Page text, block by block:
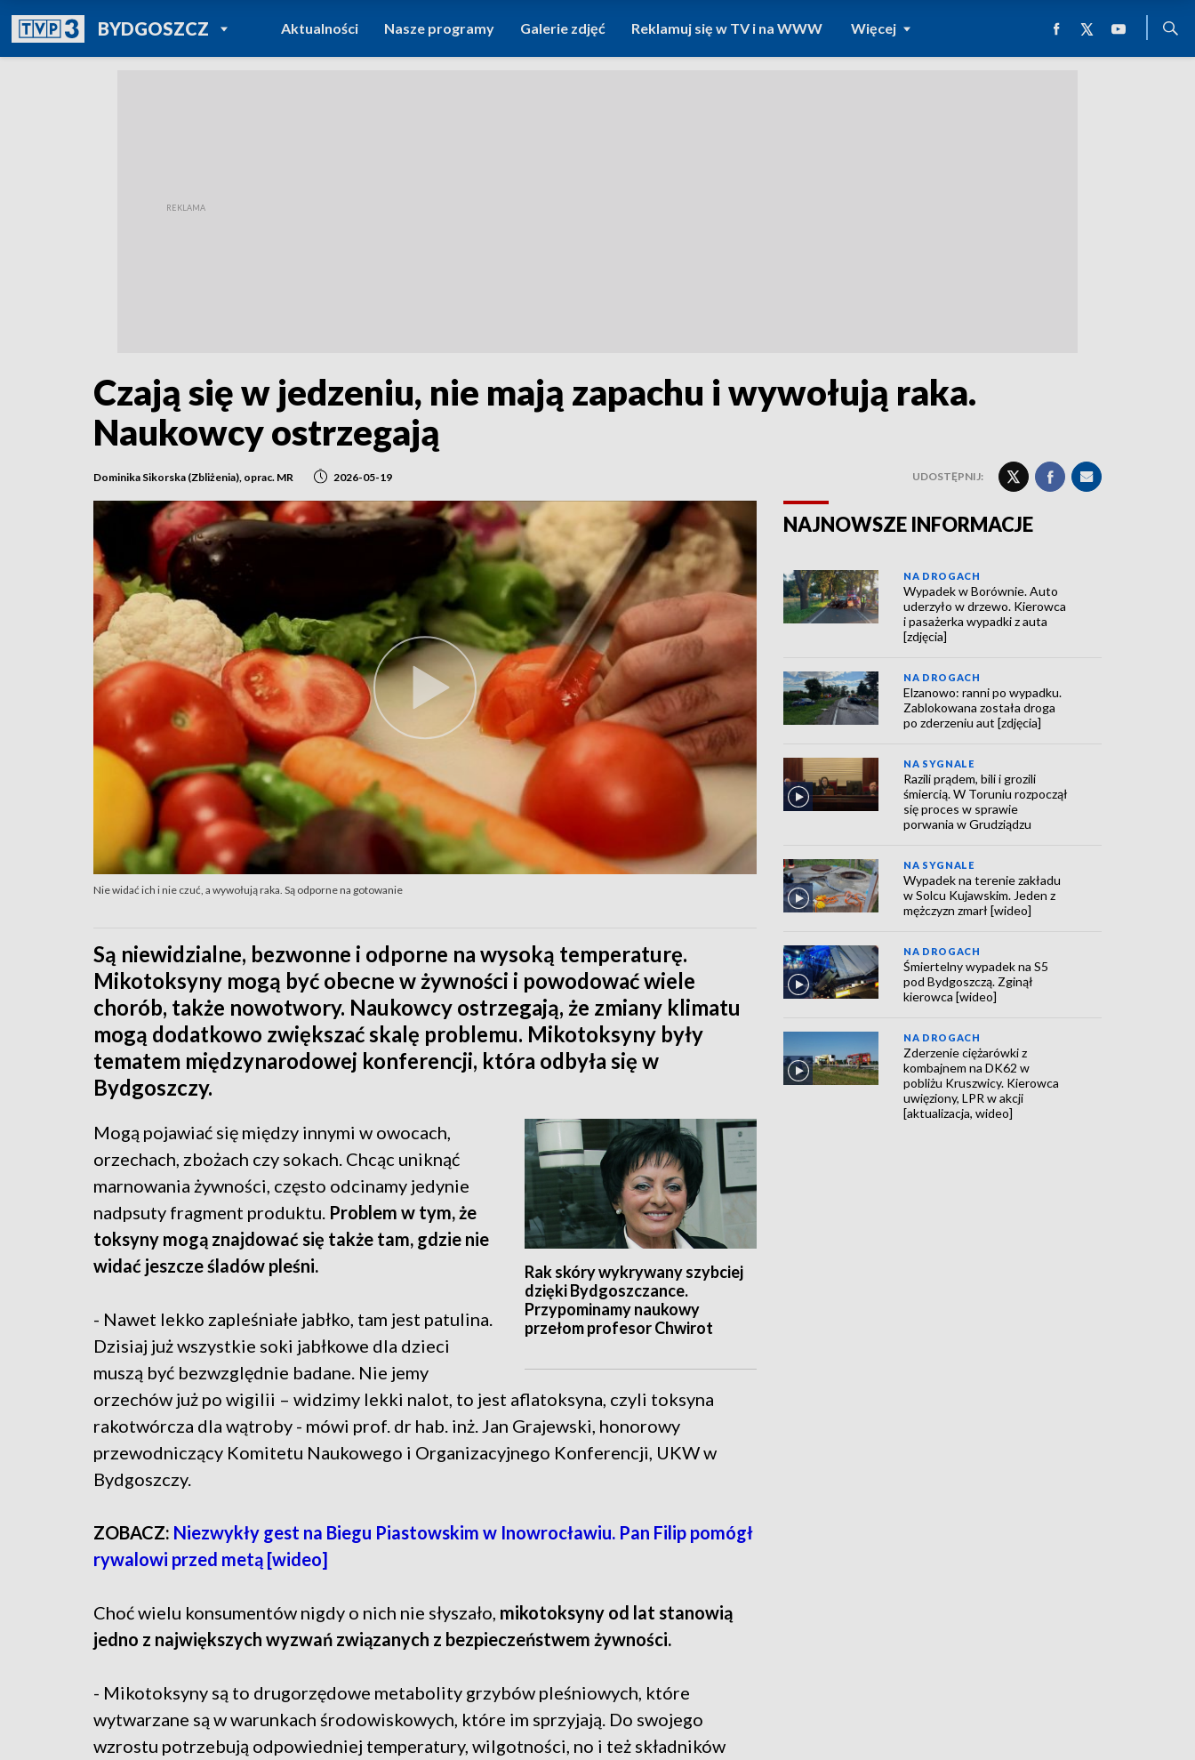
BYDGOSZCZPOWRÓT DO
TVP REGIONY
Aktualności Nasze programy Galerie zdjęć Reklamuj się w TV i na WWW Więcej
Czają się w jedzeniu, nie mają zapachu i wywołują raka.
Naukowcy ostrzegają
Dominika Sikorska (Zbliżenia), oprac. MR 2026-05-19 UDOSTĘPNIJ:
Nie widać ich i nie czuć, a wywołują raka. Są odporne na gotowanie
Są niewidzialne, bezwonne i odporne na wysoką temperaturę.
Mikotoksyny mogą być obecne w żywności i powodować wiele
chorób, także nowotwory. Naukowcy ostrzegają, że zmiany klimatu
mogą dodatkowo zwiększać skalę problemu. Mikotoksyny były
tematem międzynarodowej konferencji, która odbyła się w
Bydgoszczy.
Rak skóry wykrywany szybciej
dzięki Bydgoszczance.
Przypominamy naukowy
przełom profesor Chwirot
Mogą pojawiać się między innymi w owocach,
orzechach, zbożach czy sokach. Chcąc uniknąć
marnowania żywności, często odcinamy jedynie
nadpsuty fragment produktu. Problem w tym, że
toksyny mogą znajdować się także tam, gdzie nie
widać jeszcze śladów pleśni.
- Nawet lekko zapleśniałe jabłko, tam jest patulina.
Dzisiaj już wszystkie soki jabłkowe dla dzieci
muszą być bezwzględnie badane. Nie jemy
orzechów już po wigilii – widzimy lekki nalot, to jest aflatoksyna, czyli toksyna
rakotwórcza dla wątroby - mówi prof. dr hab. inż. Jan Grajewski, honorowy
przewodniczący Komitetu Naukowego i Organizacyjnego Konferencji, UKW w
Bydgoszczy.
ZOBACZ: Niezwykły gest na Biegu Piastowskim w Inowrocławiu. Pan Filip pomógł
rywalowi przed metą [wideo]
Choć wielu konsumentów nigdy o nich nie słyszało, mikotoksyny od lat stanowią
jedno z największych wyzwań związanych z bezpieczeństwem żywności.
- Mikotoksyny są to drugorzędowe metabolity grzybów pleśniowych, które
wytwarzane są w warunkach środowiskowych, które im sprzyjają. Do swojego
wzrostu potrzebują odpowiedniej temperatury, wilgotności, no i też składników
NAJNOWSZE INFORMACJE
NA DROGACH
Wypadek w Borównie. Auto
uderzyło w drzewo. Kierowca
i pasażerka wypadki z auta
[zdjęcia]
NA DROGACH
Elzanowo: ranni po wypadku.
Zablokowana została droga
po zderzeniu aut [zdjęcia]
NA SYGNALE
Razili prądem, bili i grozili
śmiercią. W Toruniu rozpoczął
się proces w sprawie
porwania w Grudziądzu
NA SYGNALE
Wypadek na terenie zakładu
w Solcu Kujawskim. Jeden z
mężczyzn zmarł [wideo]
NA DROGACH
Śmiertelny wypadek na S5
pod Bydgoszczą. Zginął
kierowca [wideo]
NA DROGACH
Zderzenie ciężarówki z
kombajnem na DK62 w
pobliżu Kruszwicy. Kierowca
uwięziony, LPR w akcji
[aktualizacja, wideo]